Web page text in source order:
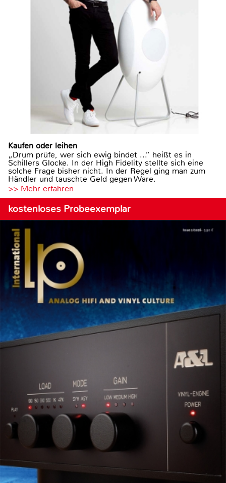
Kaufen oder leihen
„Drum prüfe, wer sich ewig bindet ...“ heißt es in
Schillers Glocke. In der High Fidelity stellte sich eine
solche Frage bisher nicht. In der Regel ging man zum
Händler und tauschte Geld gegen Ware.
>> Mehr erfahren
kostenloses Probeexemplar